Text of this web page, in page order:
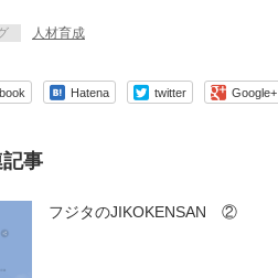
人材育成
Hatena twitter Google+
記事
フジタのJIKOKENSAN ②